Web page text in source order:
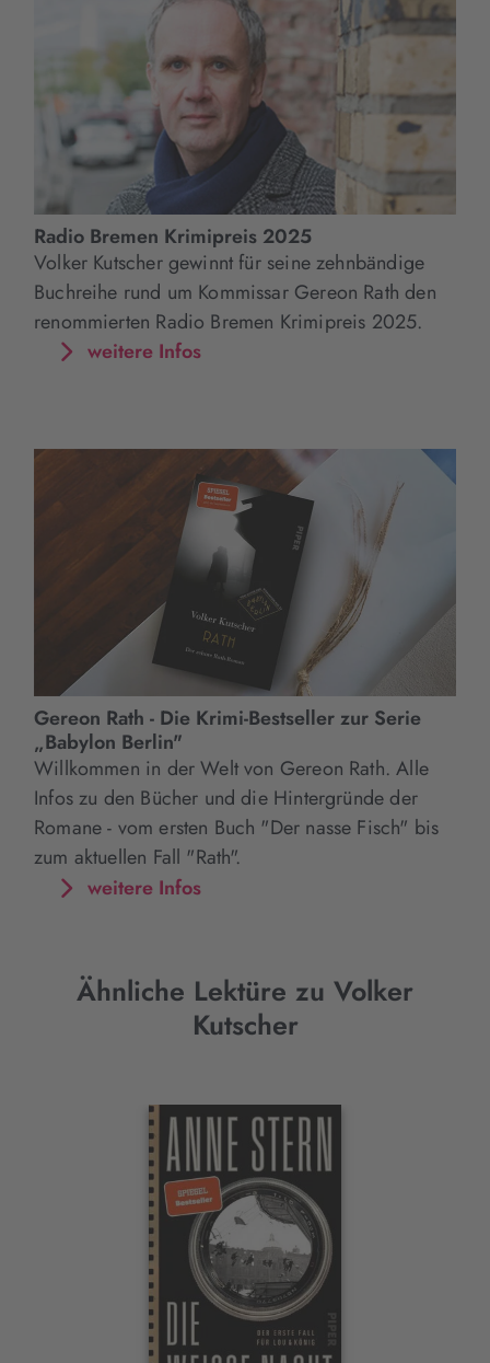
Radio Bremen Krimipreis 2025
Volker Kutscher gewinnt für seine zehnbändige
Buchreihe rund um Kommissar Gereon Rath den
renommierten Radio Bremen Krimipreis 2025.
weitere Infos
Gereon Rath - Die Krimi-Bestseller zur Serie
„Babylon Berlin"
Willkommen in der Welt von Gereon Rath. Alle
Infos zu den Bücher und die Hintergründe der
Romane - vom ersten Buch "Der nasse Fisch" bis
zum aktuellen Fall "Rath".
weitere Infos
Ähnliche Lektüre zu Volker
Kutscher